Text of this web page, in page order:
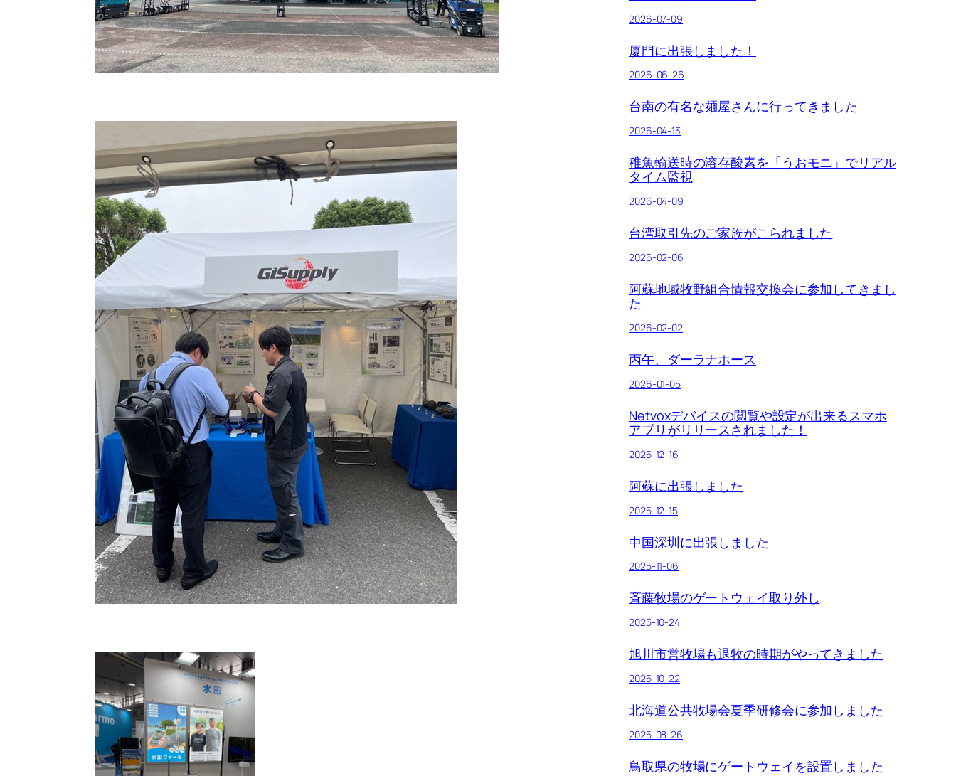
2026-07-09
厦門に出張しました！
2026-06-26
台南の有名な麺屋さんに行ってきました
2026-04-13
稚魚輸送時の溶存酸素を「うおモニ」でリアル
タイム監視
2026-04-09
台湾取引先のご家族がこられました
2026-02-06
阿蘇地域牧野組合情報交換会に参加してきまし
た
2026-02-02
丙午、ダーラナホース
2026-01-05
Netvoxデバイスの閲覧や設定が出来るスマホ
アプリがリリースされました！
2025-12-16
阿蘇に出張しました
2025-12-15
中国深圳に出張しました
2025-11-06
斉藤牧場のゲートウェイ取り外し
2025-10-24
旭川市営牧場も退牧の時期がやってきました
2025-10-22
北海道公共牧場会夏季研修会に参加しました
2025-08-26
鳥取県の牧場にゲートウェイを設置しました